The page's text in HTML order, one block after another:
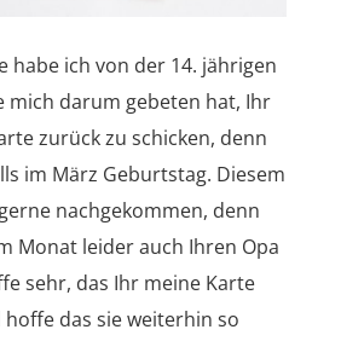
habe ich von der 14. jährigen
mich darum gebeten hat, Ihr
zurück zu schicken, denn
im März Geburtstag. Diesem
nachgekommen, denn
Monat leider auch Ihren Opa
sehr, das Ihr meine Karte
das sie weiterhin so